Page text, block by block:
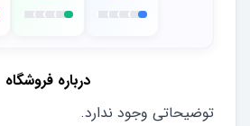
درباره فروشگاه
توضیحاتی وجود ندارد.